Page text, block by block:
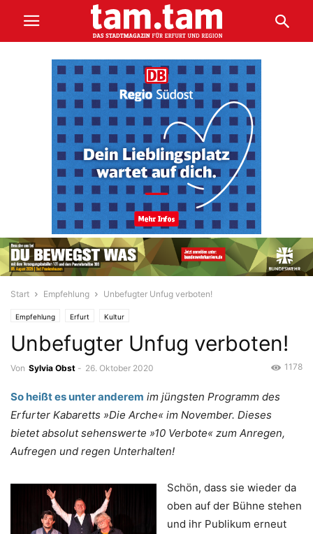
Start Empfehlung Unbefugter Unfug verboten!
Empfehlung Erfurt Kultur
Unbefugter Unfug verboten!
Von Sylvia Obst - 26. Oktober 2020 1178
So heißt es unter anderem im jüngsten Programm des
Erfurter Kabaretts »Die Arche« im November. Dieses
bietet absolut sehenswerte »10 Verbote« zum Anregen,
Aufregen und regen Unterhalten!
Schön, dass sie wieder da
oben auf der Bühne stehen
und ihr Publikum erneut